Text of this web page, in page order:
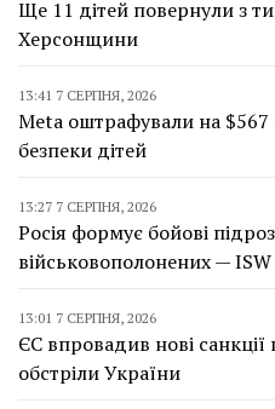
Ще 11 дітей повернули з
Херсонщини
13:41 7 СЕРПНЯ, 2026
Meta оштрафували на
безпеки дітей
13:27 7 СЕРПНЯ, 2026
Росія формує бойові
військовополонених — ISW
13:01 7 СЕРПНЯ, 2026
ЄС впровадив нові санкції
обстріли України